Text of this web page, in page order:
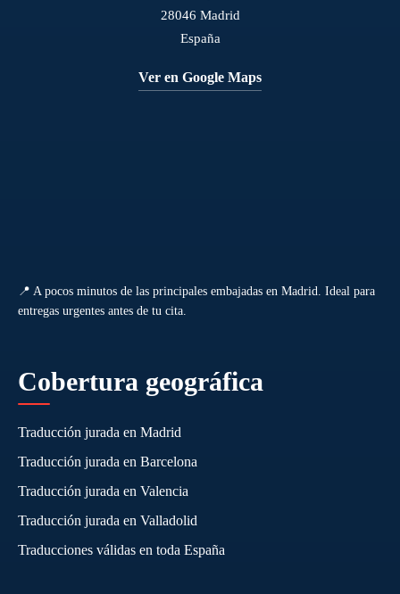
28046 Madrid
España
Ver en Google Maps
📍 A pocos minutos de las principales embajadas en Madrid. Ideal para
entregas urgentes antes de tu cita.
Cobertura geográfica
Traducción jurada en Madrid
Traducción jurada en Barcelona
Traducción jurada en Valencia
Traducción jurada en Valladolid
Traducciones válidas en toda España